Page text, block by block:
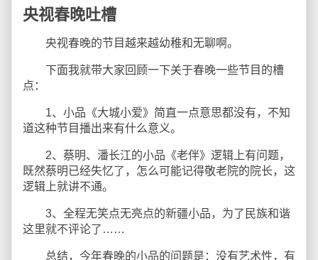
央视春晚吐槽
央视春晚的节目越来越幼稚和无聊啊。
下面我就带大家回顾一下关于春晚一些节目的槽
点：
1、小品《大城小爱》简直一点意思都没有，不知
道这种节目播出来有什么意义。
2、蔡明、潘长江的小品《老伴》逻辑上有问题，
既然蔡明已经失忆了，怎么可能记得敬老院的院长，这
逻辑上就讲不通。
3、全程无笑点无亮点的新疆小品，为了民族和谐
这里就不评论了……
总结，今年春晚的小品的问题是：没有艺术性，有